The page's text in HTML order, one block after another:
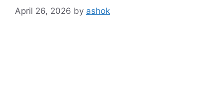
April 26, 2026 by ashok